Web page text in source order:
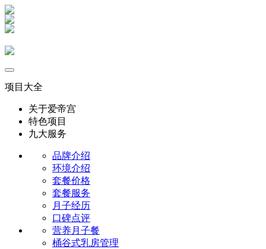
项目大全
关于爱帝宫
特色项目
九大服务
品牌介绍
环境介绍
套餐价格
套餐服务
月子经历
口碑点评
营养月子餐
桶谷式乳房管理